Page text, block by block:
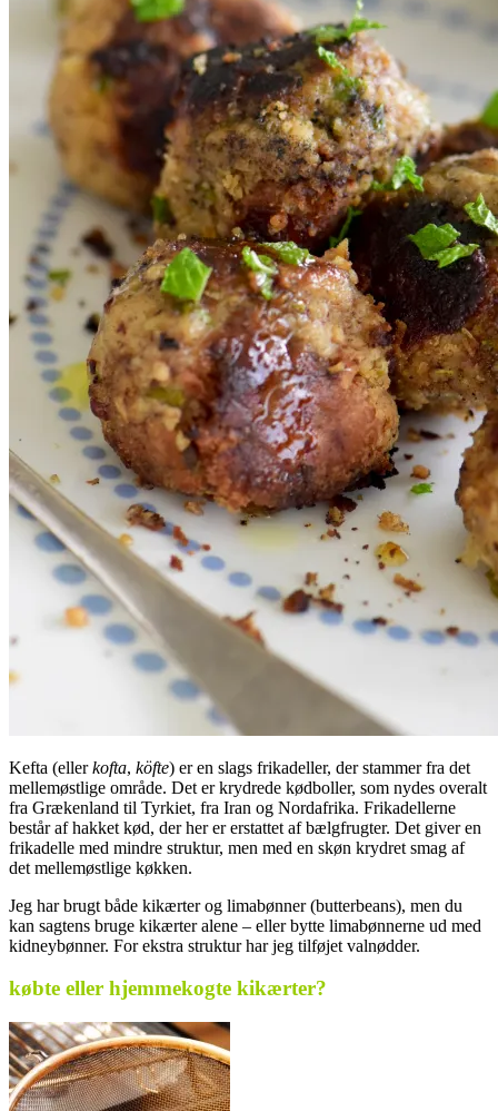
Kefta (ellerkofta, köfte) er en slags frikadeller, der stammer fra det
mellemøstlige område. Det er krydrede kødboller, som nydes overalt
fra Grækenland til Tyrkiet, fra Iran og Nordafrika. Frikadellerne
består af hakket kød, der her er erstattet af bælgfrugter. Det giver en
frikadelle med mindre struktur, men med en skøn krydret smag af
det mellemøstlige køkken.
Jeg har brugt både kikærter og limabønner (butterbeans), men du
kan sagtens bruge kikærter alene – eller bytte limabønnerne ud med
kidneybønner. For ekstra struktur har jeg tilføjet valnødder.
købte eller hjemmekogte kikærter?